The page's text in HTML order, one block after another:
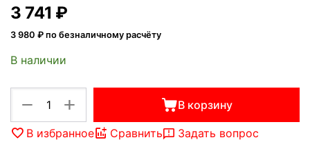
3 741 ₽
3 980 ₽ по безналичному расчёту
В наличии
+
− В корзину
В избранное Сравнить Задать вопрос